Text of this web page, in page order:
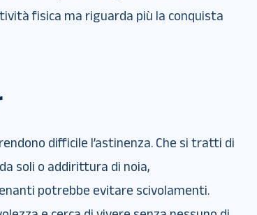
fisica ma riguarda più la conquista
difficile l’astinenza. Che si tratti di
soli o addirittura di noia,
potrebbe evitare scivolamenti.